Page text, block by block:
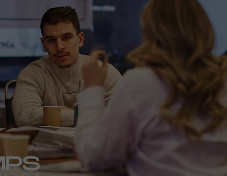
témoins ne
sont pas
facultatifs. Ils
sont
nécessaires au
du site Web.
Statistiques
Afin que nous
puissions
améliorer la
fonctionnalité